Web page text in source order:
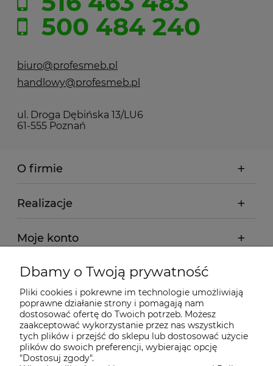
500 484 240
biuro@profesmeb.pl
handlowy@profesmeb.pl
ul. Droga Dębińska 13/LU6
61-555 Poznań
O firmie
Realizacje
Moje konto
Regulamin
Dostawa - realizacja
Gwarancja i zwroty
Dbamy o Twoją prywatność
Pliki cookies i pokrewne im technologie umożliwiają
poprawne działanie strony i pomagają nam
dostosować ofertę do Twoich potrzeb. Możesz
zaakceptować wykorzystanie przez nas wszystkich
tych plików i przejść do sklepu lub dostosować użycie
plików do swoich preferencji, wybierając opcję
"Dostosuj zgody".